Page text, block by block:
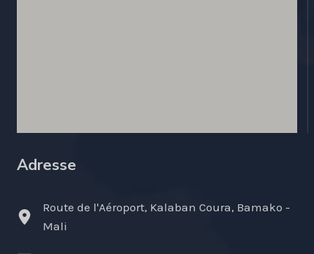
Adresse
Route de l'Aéroport, Kalaban Coura, Bamako -
Mali